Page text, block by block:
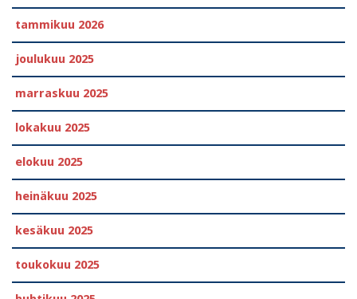
tammikuu 2026
joulukuu 2025
marraskuu 2025
lokakuu 2025
elokuu 2025
heinäkuu 2025
kesäkuu 2025
toukokuu 2025